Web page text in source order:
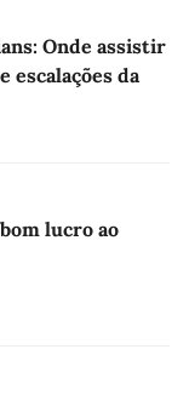
Onde assistir
escalações da
lucro ao